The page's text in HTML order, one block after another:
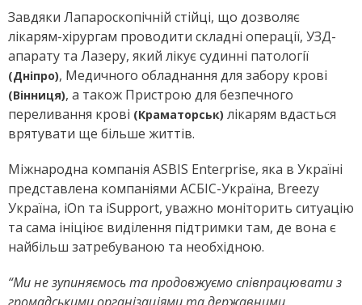
Завдяки Лапароскопічній стійці, що дозволяє
лікарям-хірургам проводити складні операції, УЗД-
апарату та Лазеру, який лікує судинні патології
(Дніпро), Медичного обладнання для забору крові
(Вінниця), а також Пристрою для безпечного
переливання крові (Краматорськ) лікарям вдасться
врятувати ще більше життів.
Міжнародна компанія ASBIS Enterprise, яка в Україні
представлена компаніями АСБІС-Україна, Breezy
Україна, iOn та iSupport, уважно моніторить ситуацію
та сама ініціює виділення підтримки там, де вона є
найбільш затребуваною та необхідною.
“Ми не зупиняємось та продовжуємо співпрацювати з